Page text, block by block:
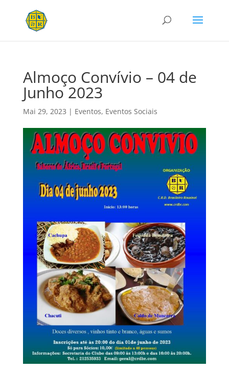
Almoço Convívio – 04 de
Junho 2023
Mai 29, 2023 | Eventos, Eventos Sociais